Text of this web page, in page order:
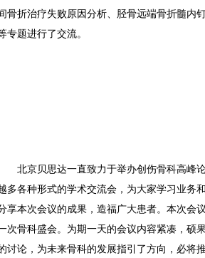
骨折治疗失败原因分析、胫骨远端骨折髓内
专题进行了交流。
北京贝思达一直致力于举办创伤骨科高峰论
多各种形式的学术交流会，为大家学习业务
享本次会议的成果，造福广大患者。本次会
次骨科盛会。为期一天的会议内容紧凑，硕
讨论，为未来骨科的发展指引了方向，必将